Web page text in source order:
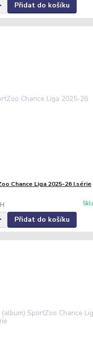
Přidat do košíku
Chance Liga 2025-26 I.série
Přidat do košíku